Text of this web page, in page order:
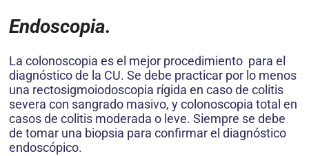
Endoscopia.
La colonoscopia es el mejor procedimiento para el
diagnóstico de la CU. Se debe practicar por lo menos
una rectosigmoiodoscopia rígida en caso de colitis
severa con sangrado masivo, y colonoscopia total en
casos de colitis moderada o leve. Siempre se debe
de tomar una biopsia para confirmar el diagnóstico
endoscópico.